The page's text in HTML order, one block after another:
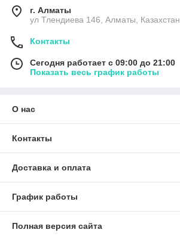
г. Алматы
ул Тлендиева 146, Алматы, Казахстан
Контакты
Сегодня работает с 09:00 до 21:00
Показать весь график работы
О нас
Контакты
Доставка и оплата
График работы
Полная версия сайта